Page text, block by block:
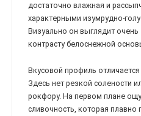
достаточно влажная и
характерными изумрудно-
Визуально он выглядит очень
контрасту белоснежной
Вкусовой профиль
Здесь нет резкой солености
рокфору. На первом плане
сливочность, которая плавно